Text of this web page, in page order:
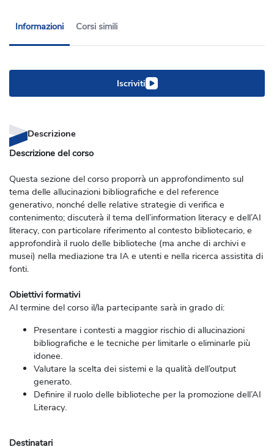
Informazioni Corsi simili
Iscriviti
Descrizione
Descrizione del corso
Questa sezione del corso proporrà un approfondimento sul
tema delle allucinazioni bibliografiche e del reference
generativo, nonché delle relative strategie di verifica e
contenimento; discuterà il tema dell’information literacy e dell’AI
literacy, con particolare riferimento al contesto bibliotecario, e
approfondirà il ruolo delle biblioteche (ma anche di archivi e
musei) nella mediazione tra IA e utenti e nella ricerca assistita di
fonti.
Obiettivi formativi
Al termine del corso il/la partecipante sarà in grado di:
Presentare i contesti a maggior rischio di allucinazioni
bibliografiche e le tecniche per limitarle o eliminarle più
idonee.
Valutare la scelta dei sistemi e la qualità dell’output
generato.
Definire il ruolo delle biblioteche per la promozione dell’AI
Literacy.
Destinatari